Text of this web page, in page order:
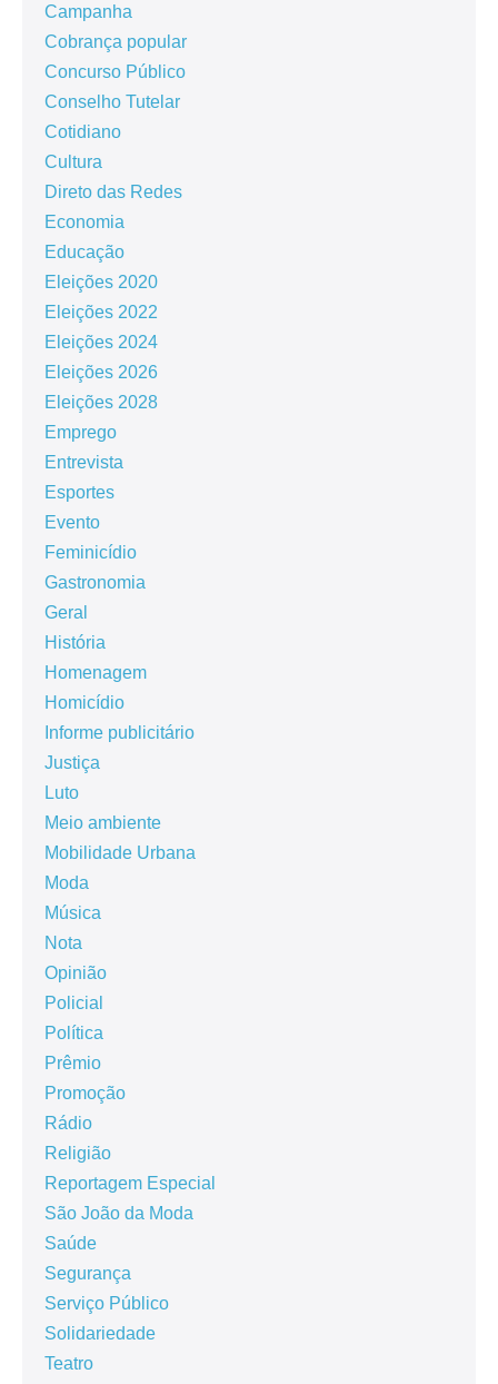
Campanha
Cobrança popular
Concurso Público
Conselho Tutelar
Cotidiano
Cultura
Direto das Redes
Economia
Educação
Eleições 2020
Eleições 2022
Eleições 2024
Eleições 2026
Eleições 2028
Emprego
Entrevista
Esportes
Evento
Feminicídio
Gastronomia
Geral
História
Homenagem
Homicídio
Informe publicitário
Justiça
Luto
Meio ambiente
Mobilidade Urbana
Moda
Música
Nota
Opinião
Policial
Política
Prêmio
Promoção
Rádio
Religião
Reportagem Especial
São João da Moda
Saúde
Segurança
Serviço Público
Solidariedade
Teatro